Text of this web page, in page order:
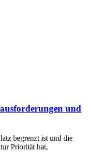
und
begrenzt ist und die
Priorität hat,